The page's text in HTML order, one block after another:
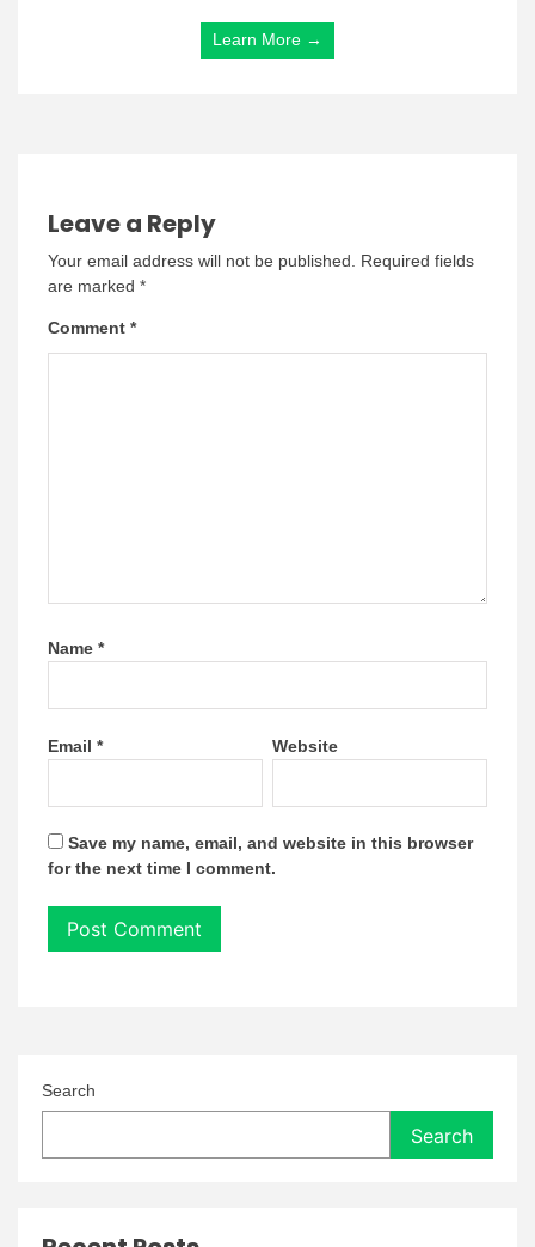
Learn More →
Leave a Reply
Your email address will not be published.
Required fields
are marked *
Comment *
Name *
Email * Website
Save my name, email, and website in this browser
for the next time I comment.
Search
Search